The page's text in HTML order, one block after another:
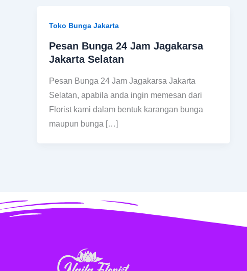
Toko Bunga Jakarta
Pesan Bunga 24 Jam Jagakarsa
Jakarta Selatan
Pesan Bunga 24 Jam Jagakarsa Jakarta
Selatan, apabila anda ingin memesan dari
Florist kami dalam bentuk karangan bunga
maupun bunga […]